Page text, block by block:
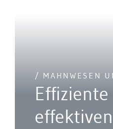
/ MAHNWESEN